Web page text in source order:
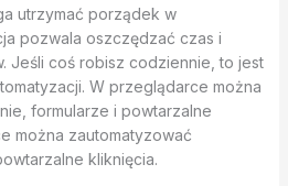
utrzymać porządek w
pozwala oszczędzać czas i
Jeśli coś robisz codziennie, to jest
W przeglądarce można
formularze i powtarzalne
można zautomatyzować
kliknięcia.